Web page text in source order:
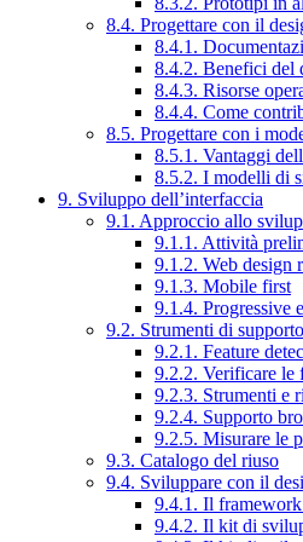
8.4. Progettare con il
8.4.1.
8.4.2. Benefici del
8.4.3. Risorse
8.4.4. Come
8.5. Progettare con i
8.5.1. Vantaggi
8.5.2. I modelli di
9. Sviluppo dell’interfaccia
9.1. Approccio allo
9.1.1. Attività
9.1.2. Web design
9.1.3. Mobile first
9.1.4. Progressive
9.2. Strumenti di
9.2.1. Feature
9.2.2. Verificare le
9.2.3. Strumenti e
9.2.4. Supporto
9.2.5. Misurare le
9.3. Catalogo del riuso
9.4. Sviluppare con il
9.4.1. Il
9.4.2. Il kit di